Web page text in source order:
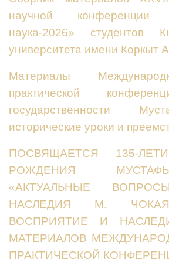
научной конференции
наука-2026» студентов
университета имени Коркыт
Материалы
практической
государственности
исторические уроки и
ПОСВЯЩАЕТСЯ 135-
РОЖДЕНИЯ
«АКТУАЛЬНЫЕ
НАСЛЕДИЯ М.
ВОСПРИЯТИЕ И
МАТЕРИАЛОВ
ПРАКТИЧЕСКОЙ